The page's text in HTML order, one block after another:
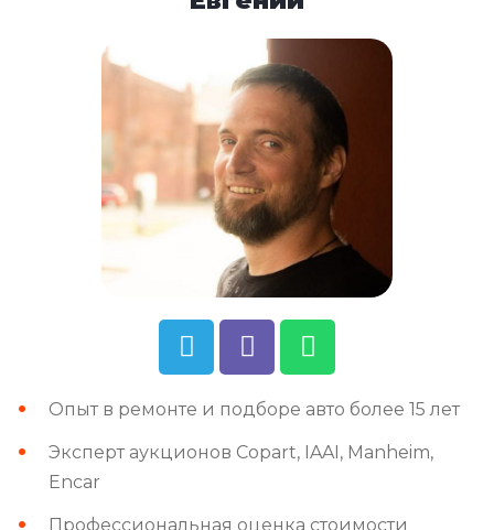
Опыт в ремонте и подборе авто более 15 лет
Эксперт аукционов Copart, IAAI, Manheim,
Encar
Профессиональная оценка стоимости